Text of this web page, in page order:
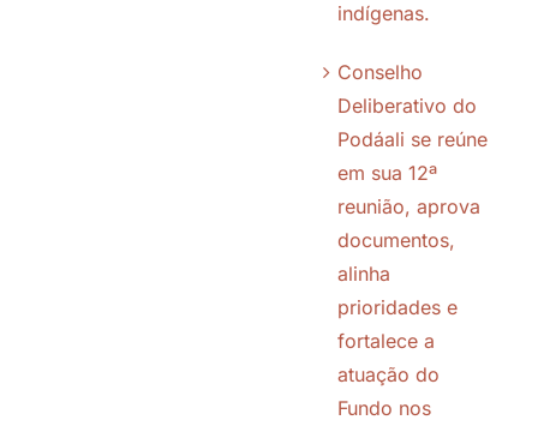
indígenas.
Conselho
Deliberativo do
Podáali se reúne
em sua 12ª
reunião, aprova
documentos,
alinha
prioridades e
fortalece a
atuação do
Fundo nos